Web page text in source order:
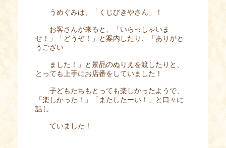
うめぐみは、「くじびきやさん」！
お客さんが来ると、「いらっしゃいま
せ！」「どうぞ！」と案内したり、「ありがと
うござい
ました！」と景品のぬりえを渡したりと、
とっても上手にお店番をしていました！
子どもたちもとっても楽しかったようで、
「楽しかった！」「またしたーい！」と口々に
話し
ていました！